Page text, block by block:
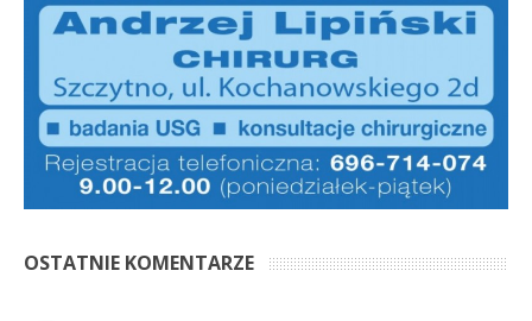
OSTATNIE KOMENTARZE